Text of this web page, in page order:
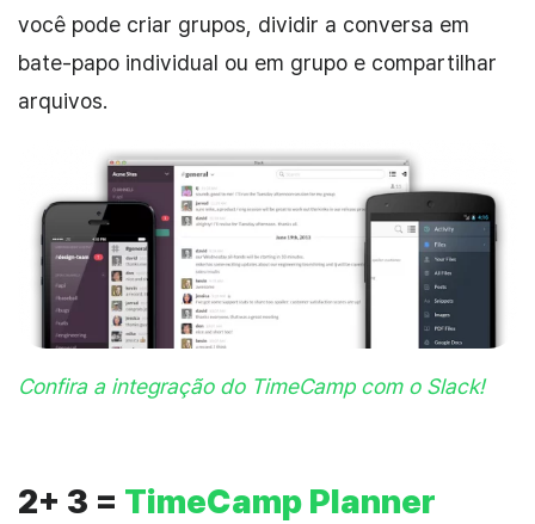
você pode criar grupos, dividir a conversa em
bate-papo individual ou em grupo e compartilhar
arquivos.
Confira a integração do TimeCamp com o Slack!
2+ 3 = TimeCamp Planner